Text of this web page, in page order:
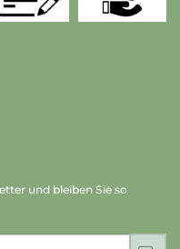
und bleiben Sie so